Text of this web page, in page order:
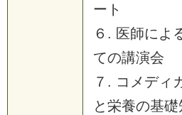
ート
６. 医師によ
ての講演会
７. コメディ
と栄養の基